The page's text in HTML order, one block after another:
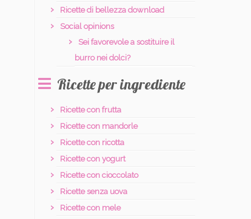
Ricette di bellezza download
Social opinions
Sei favorevole a sostituire il
burro nei dolci?
Ricette per ingrediente
Ricette con frutta
Ricette con mandorle
Ricette con ricotta
Ricette con yogurt
Ricette con cioccolato
Ricette senza uova
Ricette con mele